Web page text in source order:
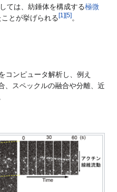
ては、紡錘体を構成する極微
とが挙げられる [1 ][5] 。
コンピュータ解析し、例え
、スペックルの融合や分離、近